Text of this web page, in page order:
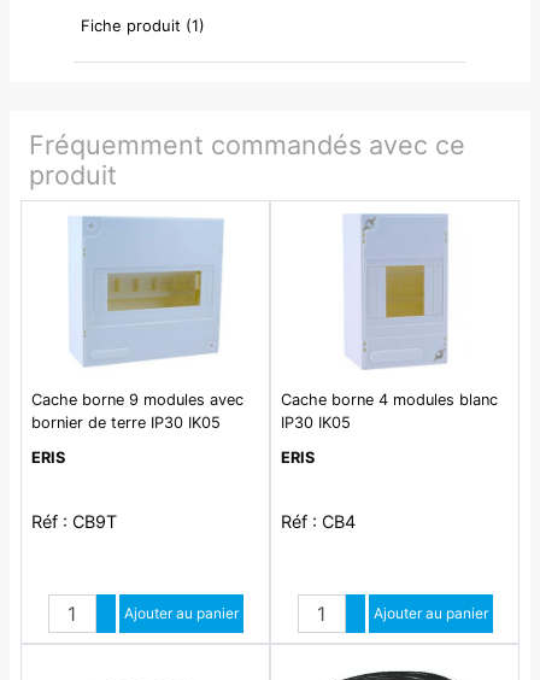
Fiche produit (1)
Fréquemment commandés avec ce
produit
Cache borne 9 modules avec
bornier de terre IP30 IK05
ERIS
Réf : CB9T
Quantité
Augmenter quantité
Diminuer quantité
Ajouter au panier
Cache borne 4 modules blanc
IP30 IK05
ERIS
Réf : CB4
Quantité
Augmenter quantité
Diminuer quantité
Ajouter au panier